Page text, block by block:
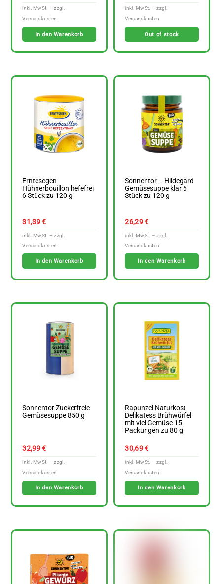
In den Warenkorb Out of stock
Erntesegen
Hühnerbouillon hefefrei
6 Stück zu 120 g
31,39€
In den Warenkorb
Sonnentor – Hildegard
Gemüsesuppe klar 6
Stück zu 120 g
26,29€
In den Warenkorb
Sonnentor Zuckerfreie
Gemüsesuppe 850 g
32,99€
In den Warenkorb
Rapunzel Naturkost
Delikatess Brühwürfel
mit viel Gemüse 15
Packungen zu 80 g
30,69€
In den Warenkorb